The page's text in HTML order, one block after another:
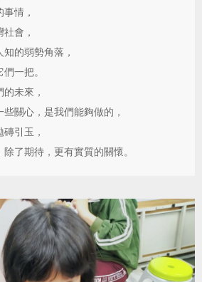
情，
會，
的弱勢角落，
一把。
未來，
關心，是我們能夠做的，
引玉，
了期待，更有實質的關懷。